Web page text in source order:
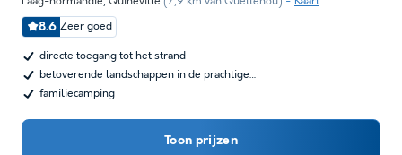
8.6 Zeer goed
directe toegang tot het strand
betoverende landschappen in de prachtige…
familiecamping
Toon prijzen